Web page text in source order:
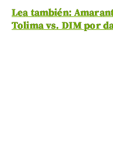
Lea también:
Tolima vs. DIM por